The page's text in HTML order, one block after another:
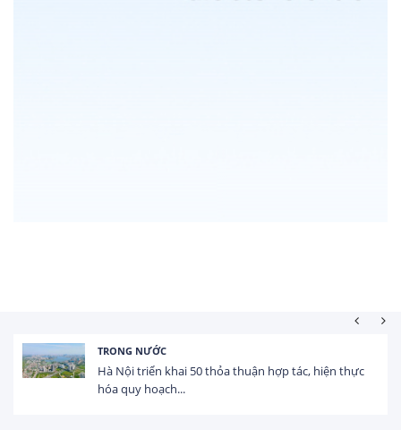
TRONG NƯỚC
Hà Nội triển khai 50 thỏa thuận hợp tác, hiện thực
hóa quy hoạch...